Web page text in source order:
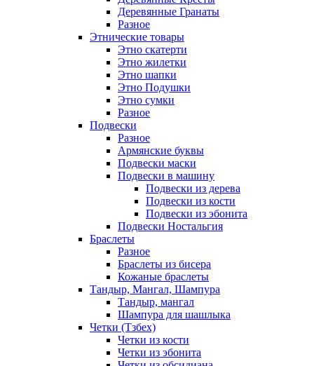
Деревянные Гранаты
Разное
Этнические товары
Этно скатерти
Этно жилетки
Этно шапки
Этно Подушки
Этно сумки
Разное
Подвески
Разное
Армянские буквы
Подвески маски
Подвески в машину
Подвески из дерева
Подвески из кости
Подвески из эбонита
Подвески Ностальгия
Браслеты
Разное
Браслеты из бисера
Кожаные браслеты
Тандыр, Мангал, Шампура
Тандыр, мангал
Шампура для шашлыка
Четки (Тзбех)
Четки из кости
Четки из эбонита